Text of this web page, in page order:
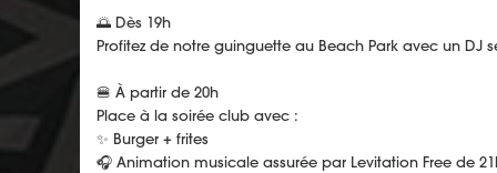
🌅 Dès 19h
Profitez de notre guinguette au Beach Park avec un
🍔 À partir de 20h
Place à la soirée club avec :
✨ Burger + frites
🎧 Animation musicale assurée par Levitation Free de